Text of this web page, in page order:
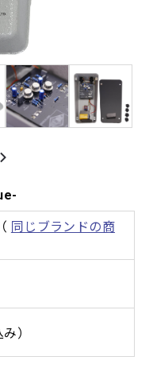
（ 同じブランドの商
）